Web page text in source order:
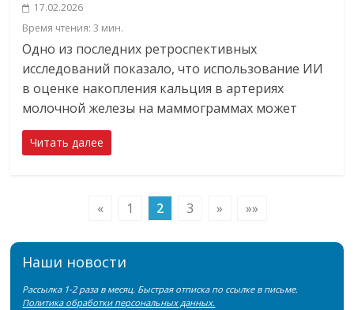
17.02.2026
Время чтения:3 мин.
Одно из последних ретроспективных
исследований показало, что использование ИИ
в оценке накопления кальция в артериях
молочной железы на маммограммах может
Читать далее
« 1 2 3 » »»
Наши новости
Рассылка 1-2 раза в месяц. Быстрая отписка по ссылке в письме.
Политика обработки персональных данных.